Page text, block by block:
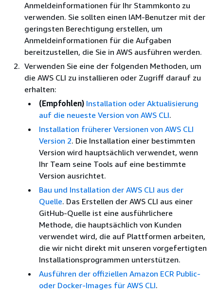
Anmeldeinformationen für Ihr Stammkonto zu
verwenden. Sie sollten einen IAM-Benutzer mit der
geringsten Berechtigung erstellen, um
Anmeldeinformationen für die Aufgaben
bereitzustellen, die Sie in AWS ausführen werden.
Verwenden Sie eine der folgenden Methoden, um
die AWS CLI zu installieren oder Zugriff darauf zu
erhalten:
(Empfohlen) Installation oder Aktualisierung
auf die neueste Version von AWS CLI.
Installation früherer Versionen von AWS CLI
Version 2. Die Installation einer bestimmten
Version wird hauptsächlich verwendet, wenn
Ihr Team seine Tools auf eine bestimmte
Version ausrichtet.
Bau und Installation der AWS CLI aus der
Quelle. Das Erstellen der AWS CLI aus einer
GitHub-Quelle ist eine ausführlichere
Methode, die hauptsächlich von Kunden
verwendet wird, die auf Plattformen arbeiten,
die wir nicht direkt mit unseren vorgefertigten
Installationsprogrammen unterstützen.
Ausführen der offiziellen Amazon ECR Public-
oder Docker-Images für AWS CLI.